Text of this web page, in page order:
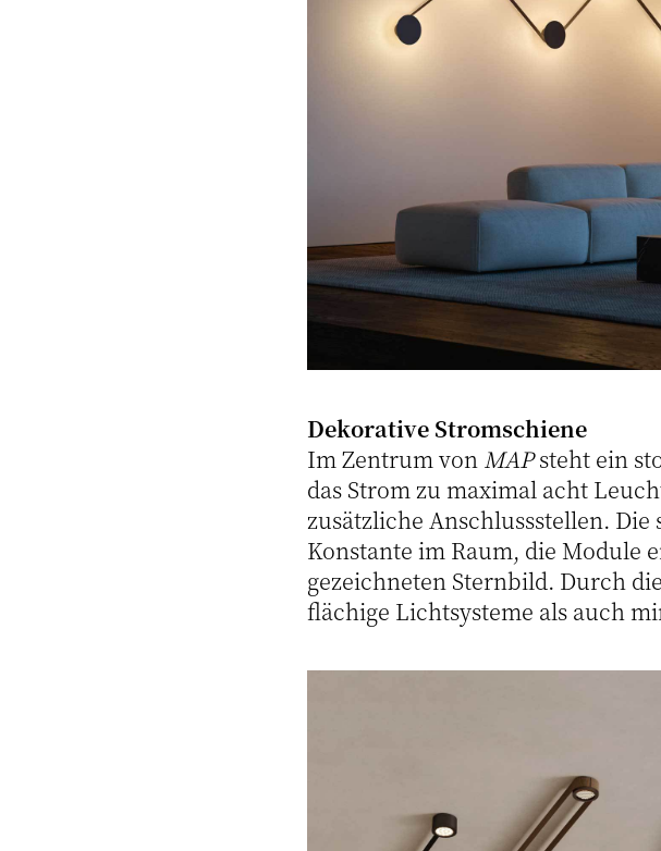
Dekorative Stromschiene
Im Zentrum von MAPsteht ein
das Strom zu maximal acht
zusätzliche Anschlussstellen.
Konstante im Raum, die Module
gezeichneten Sternbild. Durch
flächige Lichtsysteme als auch